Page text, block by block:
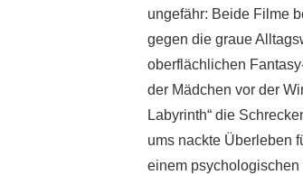
ungefähr: Beide Filme
gegen die graue
oberflächlichen
der Mädchen vor der
Labyrinth“ die
ums nackte Überleben
einem